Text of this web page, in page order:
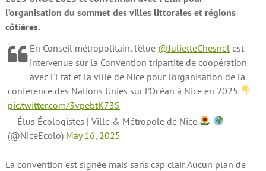
l’organisation du sommet des villes littorales et régions
côtières.
En Conseil métropolitain, l'élue @JulietteChesnel est
intervenue sur la Convention tripartite de coopération
avec l'Etat et la ville de Nice pour l'organisation de la
conférence des Nations Unies sur l'Océan à Nice en 2025
pic.twitter.com/3vpebtK73S
— Élus Écologistes | Ville & Métropole de Nice
(@NiceEcolo) May 16, 2025
La convention est signée mais sans cap clair. Aucun plan de